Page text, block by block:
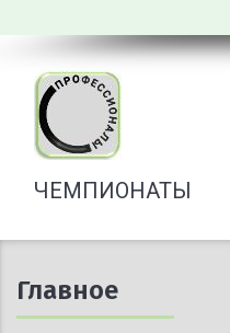
ЧЕМПИОНАТЫ
Главное